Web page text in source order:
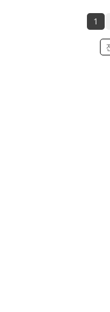
1